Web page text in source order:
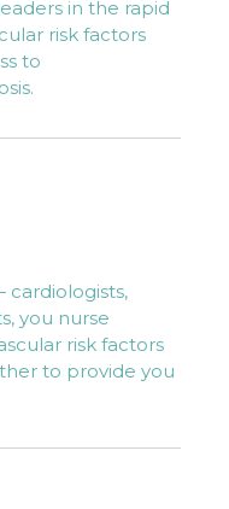
in the rapid
risk factors
to
cardiologists,
you nurse
risk factors
to provide you